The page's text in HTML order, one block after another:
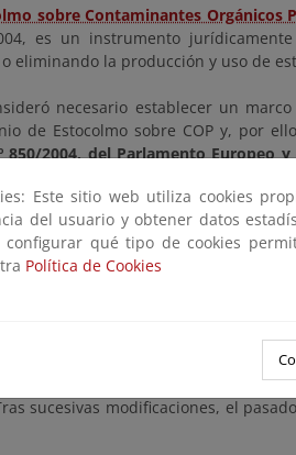
sobre Contaminantes Orgánicos
es un instrumento
eliminando la producción y uso de
necesario establecer un
de Estocolmo sobre COP y, por
850/2004, del Parlamento Europeo
salud humana y el medio ambiente
Europea, ratificó el Convenio de
en España el 26 de agosto de
de elaborar y actualizar
de Estocolmo y del Reglamento
de Estocolmo ha modificado
como “la docena sucia”, y la
sucesivas modificaciones, el
Este sitio web utiliza cookies
del usuario y obtener datos
qué tipo de cookies
Política de Cookies